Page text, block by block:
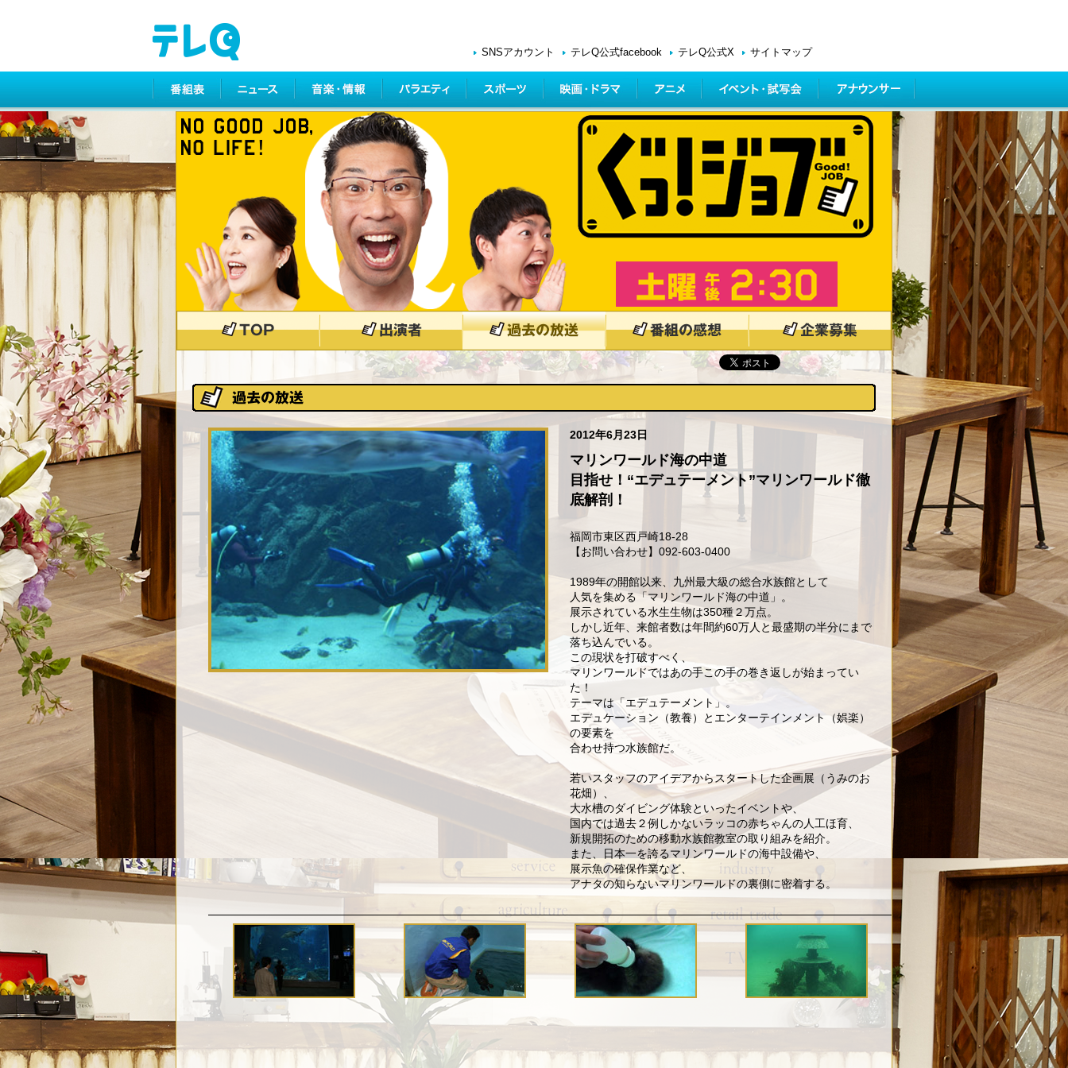
SNSアカウント テレQ公式facebook テレQ公式X サイトマップ
2012年6月23日
マリンワールド海の中道
目指せ！“エデュテーメント”マリンワールド徹
底解剖！
福岡市東区西戸崎18-28
【お問い合わせ】092-603-0400
1989年の開館以来、九州最大級の総合水族館として
人気を集める「マリンワールド海の中道」。
展示されている水生生物は350種２万点。
しかし近年、来館者数は年間約60万人と最盛期の半分にまで
落ち込んでいる。
この現状を打破すべく、
マリンワールドではあの手この手の巻き返しが始まってい
た！
テーマは「エデュテーメント」。
エデュケーション（教養）とエンターテインメント（娯楽）
の要素を
合わせ持つ水族館だ。
若いスタッフのアイデアからスタートした企画展（うみのお
花畑）、
大水槽のダイビング体験といったイベントや、
国内では過去２例しかないラッコの赤ちゃんの人工ほ育、
新規開拓のための移動水族館教室の取り組みを紹介。
また、日本一を誇るマリンワールドの海中設備や、
展示魚の確保作業など、
アナタの知らないマリンワールドの裏側に密着する。